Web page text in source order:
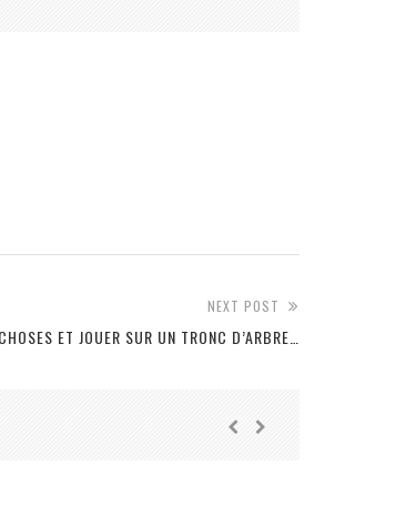
NEXT POST
ET JOUER SUR UN TRONC D’ARBRE…